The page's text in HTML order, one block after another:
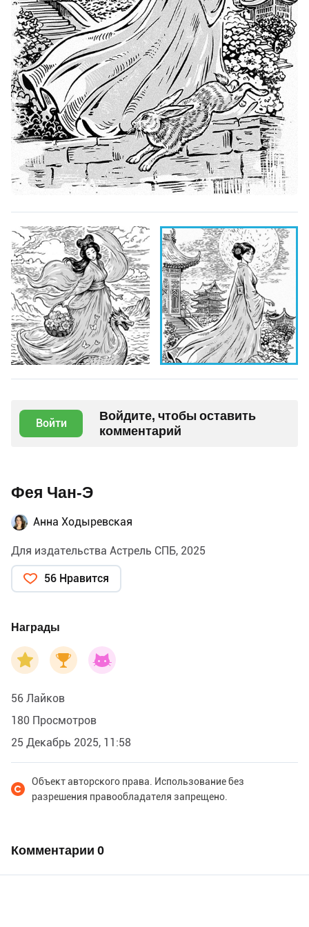
Войти
Войдите, чтобы оставить
комментарий
Фея Чан-Э
Анна Ходыревская
Для издательства Астрель СПБ, 2025
56 Нравится
Награды
56 Лайков
180 Просмотров
25 Декабрь 2025, 11:58
Объект авторского права. Использование без
разрешения правообладателя запрещено.
Комментарии 0